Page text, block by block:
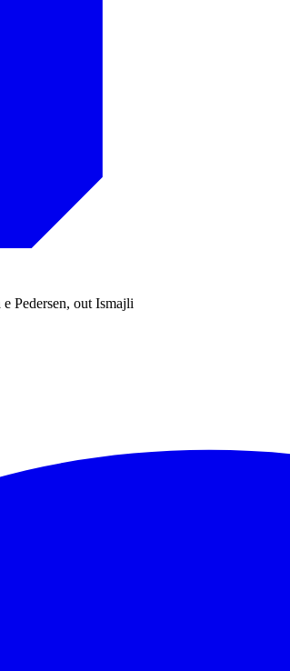
Pedersen, out Ismajli